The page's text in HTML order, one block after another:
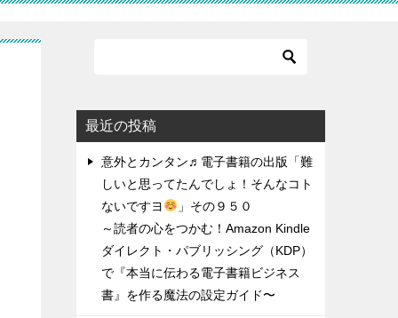
最近の投稿
意外とカンタン♬電子書籍の出版「難
しいと思ってたんでしょ！そんなコト
ないですヨ
」その９５０
～読者の心をつかむ！Amazon Kindle
ダイレクト・パブリッシング（KDP）
で『本当に伝わる電子書籍ビジネス
書』を作る魔法の設定ガイド〜